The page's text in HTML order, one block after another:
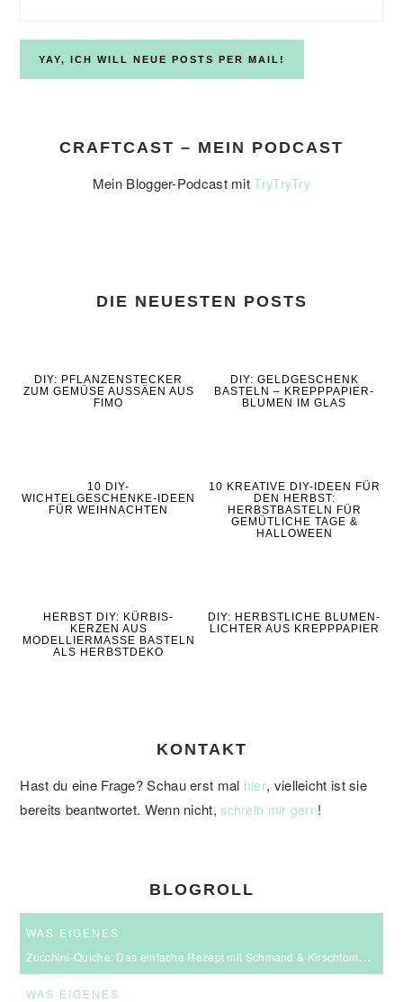
CRAFTCAST – MEIN PODCAST
Mein Blogger-Podcast mitTryTryTry
DIE NEUESTEN POSTS
DIY: PFLANZENSTECKER
ZUM GEMÜSE AUSSÄEN AUS
FIMO
DIY: GELDGESCHENK
BASTELN – KREPPPAPIER-
BLUMEN IM GLAS
10 DIY-
WICHTELGESCHENKE-IDEEN
FÜR WEIHNACHTEN
10 KREATIVE DIY-IDEEN FÜR
DEN HERBST:
HERBSTBASTELN FÜR
GEMÜTLICHE TAGE &
HALLOWEEN
HERBST DIY: KÜRBIS-
KERZEN AUS
MODELLIERMASSE BASTELN
ALS HERBSTDEKO
DIY: HERBSTLICHE BLUMEN-
LICHTER AUS KREPPPAPIER
KONTAKT
Hast du eine Frage? Schau erst mal hier, vielleicht ist sie
bereits beantwortet. Wenn nicht,schreib mir gern!
BLOGROLL
WAS EIGENES
Zucchini-Quiche: Das einfache Rezept mit Schmand & Kirschtomaten
WAS EIGENES